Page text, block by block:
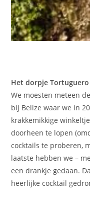
Het dorpje Tortuguero
We moesten meteen
bij Belize waar we in
krakkemikkige
doorheen te lopen
cocktails te proberen,
laatste hebben we –
een drankje gedaan.
heerlijke cocktail